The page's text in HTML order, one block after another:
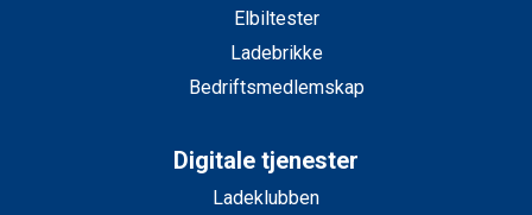
Elbiltester
Ladebrikke
Bedriftsmedlemskap
Digitale tjenester
Ladeklubben